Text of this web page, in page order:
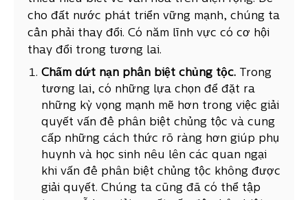
cho đất nước phát triển vững mạnh, chúng ta
cần phải thay đổi. Có năm lĩnh vực có cơ hội
thay đổi trong tương lai.
Chấm dứt nạn phân biệt chủng tộc. Trong
tương lai, có những lựa chọn để đặt ra
những kỳ vọng mạnh mẽ hơn trong việc giải
quyết vấn đề phân biệt chủng tộc và cung
cấp những cách thức rõ ràng hơn giúp phụ
huynh và học sinh nêu lên các quan ngại
khi vấn đề phân biệt chủng tộc không được
giải quyết. Chúng ta cũng đã có thể tập